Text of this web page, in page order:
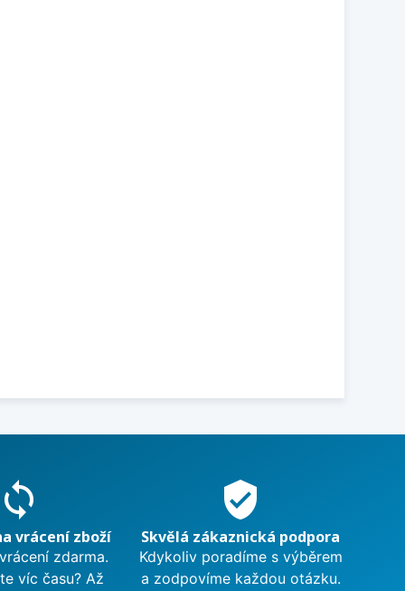
sync
vrácení zboží
zdarma.
víc času? Až
verified_user
Skvělá zákaznická podpora
Kdykoliv poradíme s výběrem
a zodpovíme každou otázku.